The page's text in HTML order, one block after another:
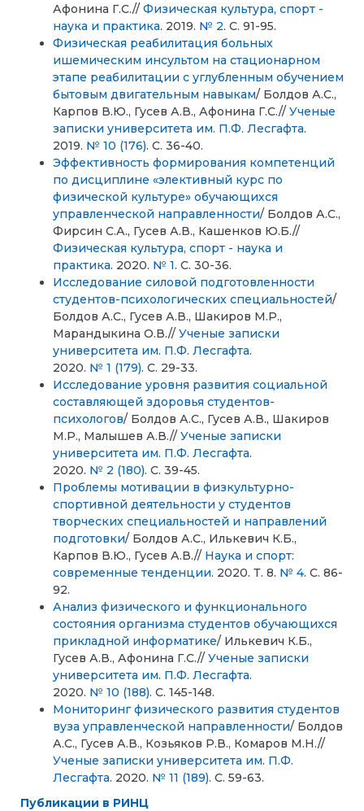
Афонина Г.С.// Физическая культура, спорт -
наука и практика. 2019. № 2. С. 91-95.
Физическая реабилитация больных
ишемическим инсультом на стационарном
этапе реабилитации с углубленным обучением
бытовым двигательным навыкам/ Болдов А.С.,
Карпов В.Ю., Гусев А.В., Афонина Г.С.// Ученые
записки университета им. П.Ф. Лесгафта.
2019. № 10 (176). С. 36-40.
Эффективность формирования компетенций
по дисциплине «элективный курс по
физической культуре» обучающихся
управленческой направленности/ Болдов А.С.,
Фирсин С.А., Гусев А.В., Кашенков Ю.Б.//
Физическая культура, спорт - наука и
практика. 2020. № 1. С. 30-36.
Исследование силовой подготовленности
студентов-психологических специальностей/
Болдов А.С., Гусев А.В., Шакиров М.Р.,
Марандыкина О.В.// Ученые записки
университета им. П.Ф. Лесгафта.
2020. № 1 (179). С. 29-33.
Исследование уровня развития социальной
составляющей здоровья студентов-
психологов/ Болдов А.С., Гусев А.В., Шакиров
М.Р., Малышев А.В.// Ученые записки
университета им. П.Ф. Лесгафта.
2020. № 2 (180). С. 39-45.
Проблемы мотивации в физкультурно-
спортивной деятельности у студентов
творческих специальностей и направлений
подготовки/ Болдов А.С., Илькевич К.Б.,
Карпов В.Ю., Гусев А.В.// Наука и спорт:
современные тенденции. 2020. Т. 8. № 4. С. 86-
92.
Анализ физического и функционального
состояния организма студентов обучающихся
прикладной информатике/ Илькевич К.Б.,
Гусев А.В., Афонина Г.С.// Ученые записки
университета им. П.Ф. Лесгафта.
2020. № 10 (188). С. 145-148.
Мониторинг физического развития студентов
вуза управленческой направленности/ Болдов
А.С., Гусев А.В., Козьяков Р.В., Комаров М.Н.//
Ученые записки университета им. П.Ф.
Лесгафта. 2020. № 11 (189). С. 59-63.
Публикации в РИНЦ